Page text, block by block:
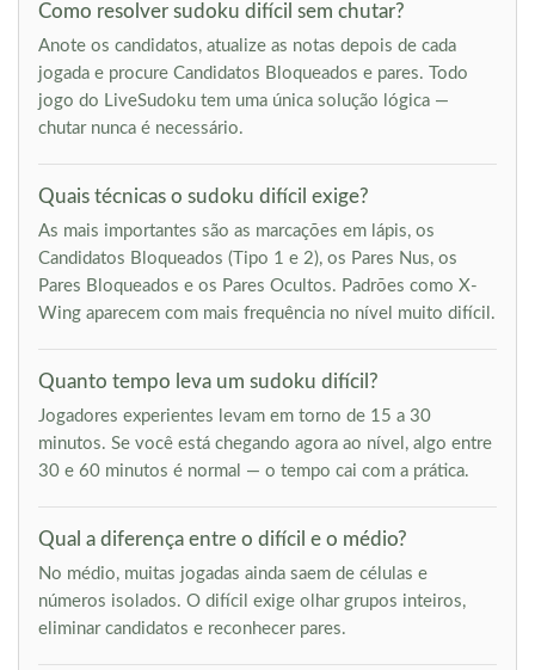
Como resolver sudoku difícil sem chutar?
Anote os candidatos, atualize as notas depois de cada
jogada e procure Candidatos Bloqueados e pares. Todo
jogo do LiveSudoku tem uma única solução lógica —
chutar nunca é necessário.
Quais técnicas o sudoku difícil exige?
As mais importantes são as marcações em lápis, os
Candidatos Bloqueados (Tipo 1 e 2), os Pares Nus, os
Pares Bloqueados e os Pares Ocultos. Padrões como X-
Wing aparecem com mais frequência no nível muito difícil.
Quanto tempo leva um sudoku difícil?
Jogadores experientes levam em torno de 15 a 30
minutos. Se você está chegando agora ao nível, algo entre
30 e 60 minutos é normal — o tempo cai com a prática.
Qual a diferença entre o difícil e o médio?
No médio, muitas jogadas ainda saem de células e
números isolados. O difícil exige olhar grupos inteiros,
eliminar candidatos e reconhecer pares.